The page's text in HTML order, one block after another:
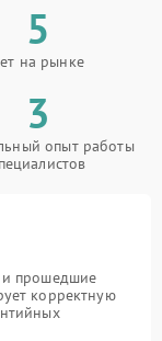
5
на рынке
3
опыт работы
и прошедшие
корректную